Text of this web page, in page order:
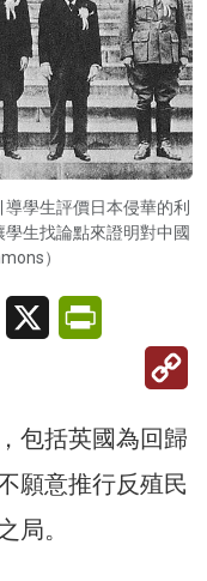
學生評價日本侵華的利
生找論點來證明對中國
）
Line X
包括英國為回歸
願意推行反殖民
局。